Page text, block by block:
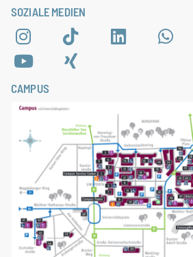
SOZIALE MEDIEN
CAMPUS